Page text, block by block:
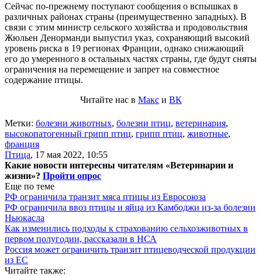
Сейчас по-прежнему поступают сообщения о вспышках в
различных районах страны (преимущественно западных). В
связи с этим министр сельского хозяйства и продовольствия
Жюльен Денорманди выпустил указ, сохраняющий высокий
уровень риска в 19 регионах Франции, однако снижающий
его до умеренного в остальных частях страны, где будут сняты
ограничения на перемещение и запрет на совместное
содержание птицы.
Читайте нас в Макс и ВК
Метки: болезни животных, болезни птиц, ветеринария,
высокопатогенный грипп птиц, грипп птиц, животные,
франция
Птица, 17 мая 2022, 10:55
Какие новости интересны читателям «Ветеринарии и
жизни»? Пройти опрос
Еще по теме
РФ ограничила транзит мяса птицы из Евросоюза
РФ ограничила ввоз птицы и яйца из Камбоджи из-за болезни
Ньюкасла
Как изменились подходы к страхованию сельхозживотных в
первом полугодии, рассказали в НСА
Россия может ограничить транзит птицеводческой продукции
из ЕС
Читайте также: